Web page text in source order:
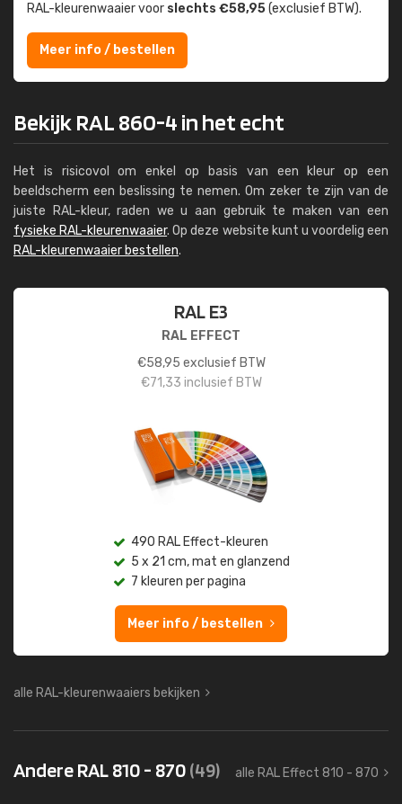
RAL-kleuren­waaier voor slechts €58,95(exclusief BTW).
Meer info / bestellen
Bekijk RAL 860-4 in het echt
Het is risicovol om enkel op basis van een kleur op een
beeldscherm een beslissing te nemen. Om zeker te zijn van de
juiste RAL-kleur, raden we u aan gebruik te maken van een
fysieke RAL-kleurenwaaier. Op deze website kunt u voordelig een
RAL-kleurenwaaier bestellen.
RAL E3
RAL EFFECT
€58,95 exclusief BTW
€71,33 inclusief BTW
490 RAL Effect-kleuren
5 x 21 cm, mat en glanzend
7 kleuren per pagina
Meer info / bestellen
alle RAL-kleurenwaaiers bekijken
Andere RAL 810 - 870(49) alle RAL Effect 810 - 870